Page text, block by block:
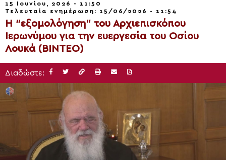
15 Ιουνίου, 2026 - 11:50
Τελευταία ενημέρωση: 15/06/2026 - 11:54
Η “εξομολόγηση” του Αρχιεπισκόπου
Ιερωνύμου για την ευεργεσία του Οσίου
Λουκά (ΒΙΝΤΕΟ)
Διαδώστε: